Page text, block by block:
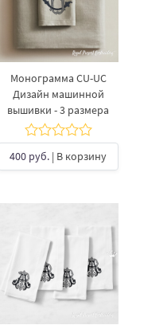
Монограмма CU-UC
Дизайн машинной
вышивки - 3 размера
400 руб. | В корзину